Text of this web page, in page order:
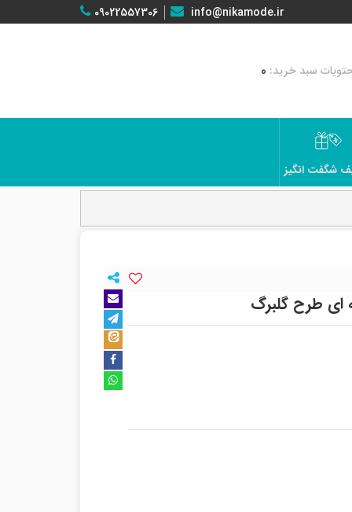
09022557306 info@nikamode.ir
0
شگفت انگیز
ای طرح گلبرگ